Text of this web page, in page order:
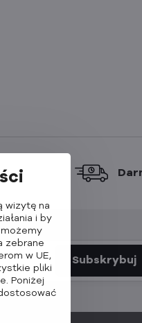
Subskrybuj
wizytę na
i by
zebrane
w UE,
pliki
Poniżej